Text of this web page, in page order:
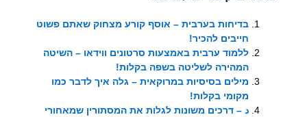
בדיחות בערבית – אוסף קורע מצחוק שאתם פשוט
חייבים להכיר!
ללמוד ערבית באמצעות סרטונים ווידאו – השיטה
המהירה לשליטה בשפה בקלות!
מילים בסיסיות במרוקאית – גלה איך לדבר כמו
מקומי בקלות!
د – דרכים משונות לגלות את המסתורין שמאחורי